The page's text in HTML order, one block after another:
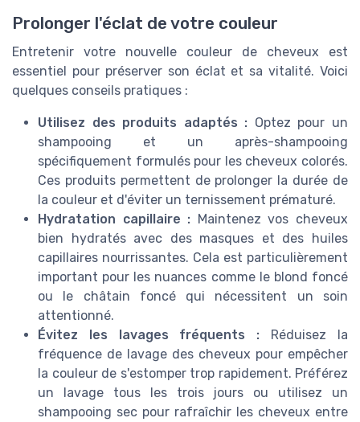
Prolonger l'éclat de votre couleur
Entretenir votre nouvelle couleur de cheveux est
essentiel pour préserver son éclat et sa vitalité. Voici
quelques conseils pratiques :
Utilisez des produits adaptés : Optez pour un
shampooing et un après-shampooing
spécifiquement formulés pour les cheveux colorés.
Ces produits permettent de prolonger la durée de
la couleur et d'éviter un ternissement prématuré.
Hydratation capillaire : Maintenez vos cheveux
bien hydratés avec des masques et des huiles
capillaires nourrissantes. Cela est particulièrement
important pour les nuances comme le blond foncé
ou le châtain foncé qui nécessitent un soin
attentionné.
Évitez les lavages fréquents : Réduisez la
fréquence de lavage des cheveux pour empêcher
la couleur de s'estomper trop rapidement. Préférez
un lavage tous les trois jours ou utilisez un
shampooing sec pour rafraîchir les cheveux entre